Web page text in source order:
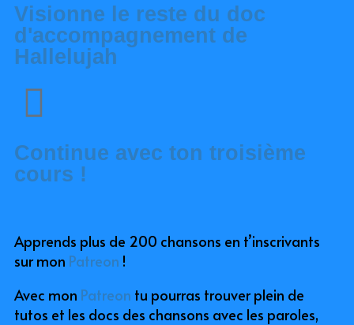
Visionne le reste du doc
d'accompagnement de
Hallelujah
Continue avec ton troisième
cours !
Apprends plus de 200 chansons en t’inscrivants
sur mon Patreon !
Avec mon Patreon tu pourras trouver plein de
tutos et les docs des chansons avec les paroles,